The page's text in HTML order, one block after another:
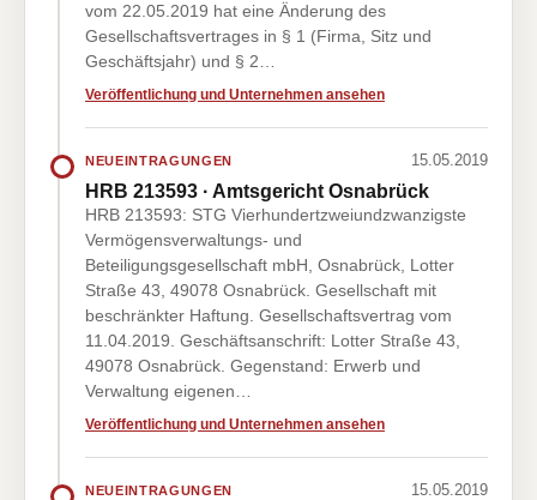
vom 22.05.2019 hat eine Änderung des
Gesellschaftsvertrages in § 1 (Firma, Sitz und
Geschäftsjahr) und § 2…
Veröffentlichung und Unternehmen ansehen
NEUEINTRAGUNGEN 15.05.2019
HRB 213593 · Amtsgericht Osnabrück
HRB 213593: STG Vierhundertzweiundzwanzigste
Vermögensverwaltungs- und
Beteiligungsgesellschaft mbH, Osnabrück, Lotter
Straße 43, 49078 Osnabrück. Gesellschaft mit
beschränkter Haftung. Gesellschaftsvertrag vom
11.04.2019. Geschäftsanschrift: Lotter Straße 43,
49078 Osnabrück. Gegenstand: Erwerb und
Verwaltung eigenen…
Veröffentlichung und Unternehmen ansehen
NEUEINTRAGUNGEN 15.05.2019